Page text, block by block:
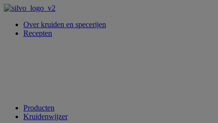
Over kruiden en specerijen
Recepten
Producten
Kruidenwijzer